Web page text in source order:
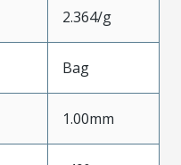
2.364/g
Bag
1.00mm